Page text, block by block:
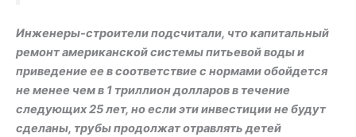
Инженеры-строители подсчитали, что капитальный
ремонт американской системы питьевой воды и
приведение ее в соответствие с нормами обойдется
не менее чем в 1 триллион долларов в течение
следующих 25 лет, но если эти инвестиции не будут
сделаны, трубы продолжат отравлять детей